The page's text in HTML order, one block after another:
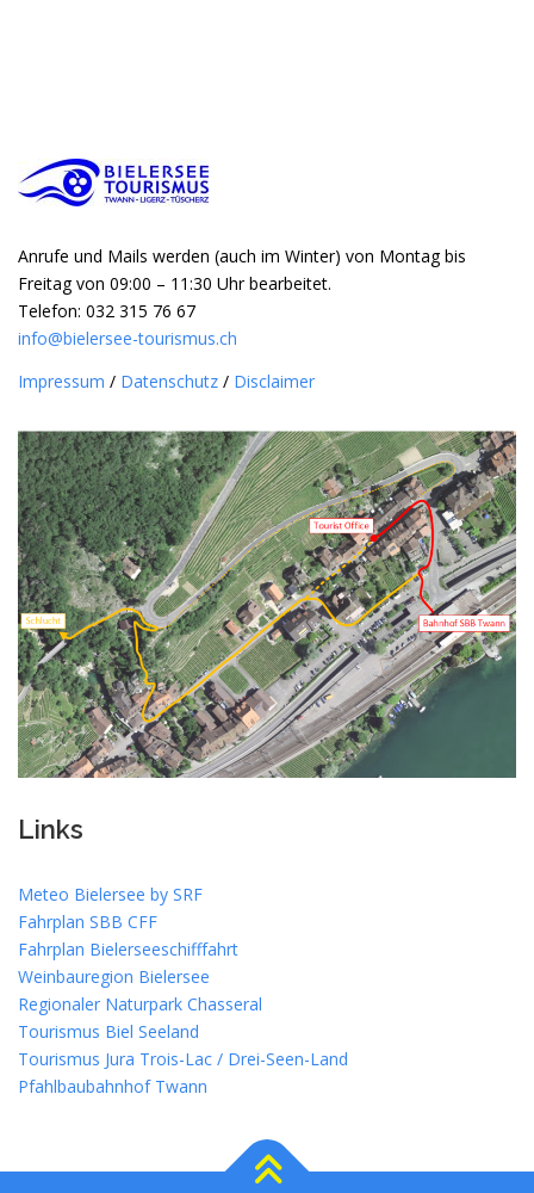
Anrufe und Mails werden (auch im Winter) von Montag bis
Freitag von 09:00 – 11:30 Uhr bearbeitet.
Telefon: 032 315 76 67
info@bielersee-tourismus.ch
Impressum / Datenschutz / Disclaimer
Links
Meteo Bielersee by SRF
Fahrplan SBB CFF
Fahrplan Bielerseeschifffahrt
Weinbauregion Bielersee
Regionaler Naturpark Chasseral
Tourismus Biel Seeland
Tourismus Jura Trois-Lac / Drei-Seen-Land
Pfahlbaubahnhof Twann